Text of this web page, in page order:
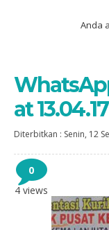
Anda
at
Diterbitkan : Senin, 12
0
4 views